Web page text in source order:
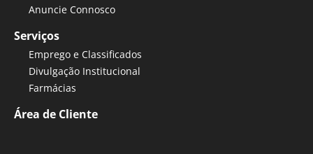
Anuncie Connosco
Serviços
Emprego e Classificados
Divulgação Institucional
Farmácias
Área de Cliente